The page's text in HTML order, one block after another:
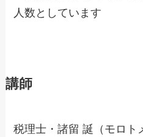
人数としています
講師
税理士・諸留 誕（モロト